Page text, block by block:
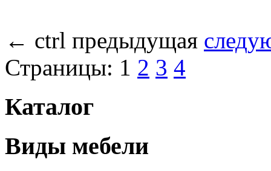
← ctrl предыдущая
Страницы: 1 2 3 4
Каталог
Виды мебели